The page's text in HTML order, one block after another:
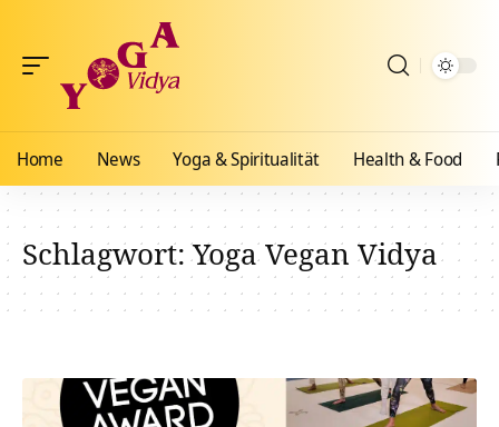
Home News Yoga & Spiritualität Health & Food
Schlagwort:Yoga Vegan Vidya